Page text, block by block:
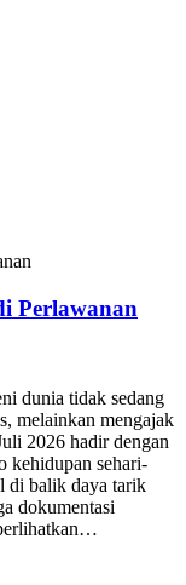
Perlawanan
dunia tidak sedang
melainkan mengajak
2026 hadir dengan
kehidupan sehari-
di balik daya tarik
dokumentasi